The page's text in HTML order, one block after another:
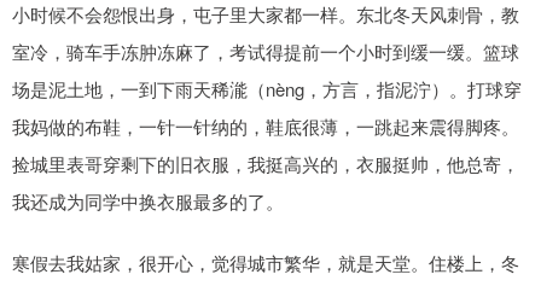
小时候不会怨恨出身，屯子里大家都一样。东北冬天风刺骨，教
室冷，骑车手冻肿冻麻了，考试得提前一个小时到缓一缓。篮球
场是泥土地，一到下雨天稀㴰（nèng，方言，指泥泞）。打球穿
我妈做的布鞋，一针一针纳的，鞋底很薄，一跳起来震得脚疼。
捡城里表哥穿剩下的旧衣服，我挺高兴的，衣服挺帅，他总寄，
我还成为同学中换衣服最多的了。
寒假去我姑家，很开心，觉得城市繁华，就是天堂。住楼上，冬